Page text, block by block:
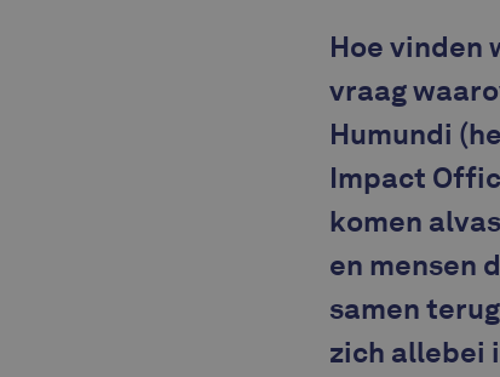
Hoe vinden
vraag
Humundi
Impact
komen
en mensen
samen
zich allebei